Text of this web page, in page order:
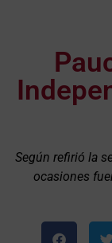
Según refirió la
ocasiones